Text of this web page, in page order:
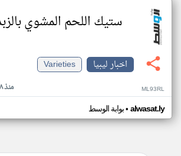
ستيك اللحم المشوي
اخبار ليبيا
Varieties
منذ ٨ أيام ML93RL
بوابة الوسط• alwasat.ly